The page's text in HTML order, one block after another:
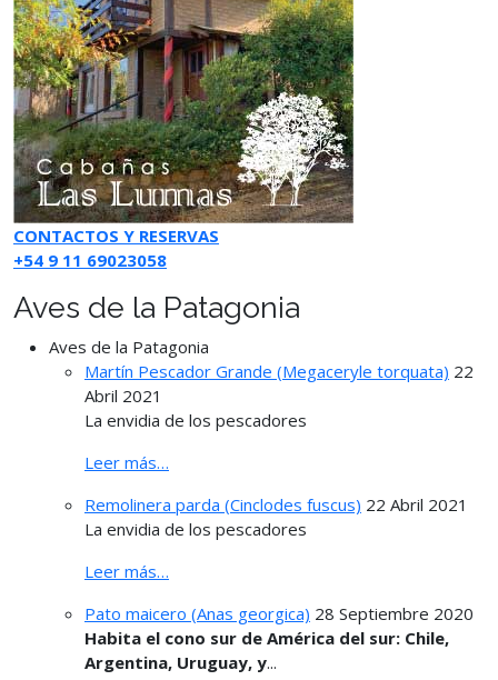
CONTACTOS Y RESERVAS
+54 9 11 69023058
Aves de la Patagonia
Aves de la Patagonia
Martín Pescador Grande (Megaceryle torquata) 22
Abril 2021
La envidia de los pescadores
Leer más…
Remolinera parda (Cinclodes fuscus) 22 Abril 2021
La envidia de los pescadores
Leer más…
Pato maicero (Anas georgica) 28 Septiembre 2020
Habita el cono sur de América del sur: Chile,
Argentina, Uruguay, y...